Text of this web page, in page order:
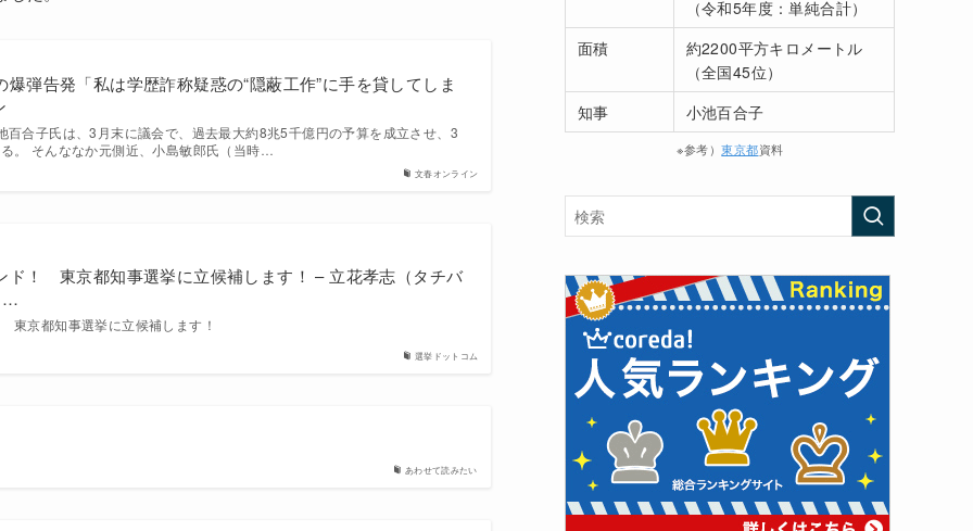
文春オンライン
弾告発「私は学歴詐称疑惑の“隠蔽工作”に手を貸してしま
百合子氏は、3月末に議会で、過去最大約8兆5千億円の予算を成立させ、3
。 そんななか元側近、小島敏郎氏（当時…
選挙ドットコム
ド！ 東京都知事選挙に立候補します！ – 立花孝志（タチバ
…
京都知事選挙に立候補します！
あわせて読みたい
（令和5年度：単純合計）
面積
約2200平方キロメートル
（全国45位）
知事
小池百合子
※参考）東京都資料